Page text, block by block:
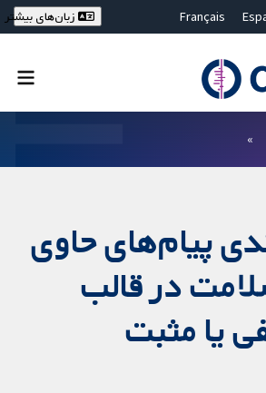
Français
繁體中文
زبان‌های بیشتر
پیام‌های حاوی
در قالب
یا مثبت